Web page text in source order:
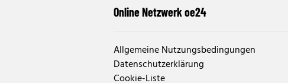
Online Netzwerk oe24
Allgemeine Nutzungsbedingungen
Datenschutzerklärung
Cookie-Liste